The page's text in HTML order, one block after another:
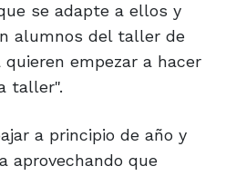
se adapte a ellos y
alumnos del taller de
empezar a hacer
taller".
a principio de año y
aprovechando que